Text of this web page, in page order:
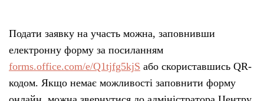
Подати заявку на участь можна, заповнивши
електронну форму за посиланням
forms.office.com/e/Q1tjfg5kjS або скориставшись QR-
кодом. Якщо немає можливості заповнити форму